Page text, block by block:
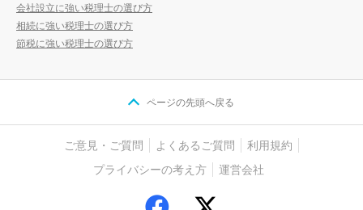
会社設立に強い税理士の選び方
相続に強い税理士の選び方
節税に強い税理士の選び方
ページの先頭へ戻る
ご意見・ご質問 よくあるご質問
利用規約
プライバシーの考え方
運営会社